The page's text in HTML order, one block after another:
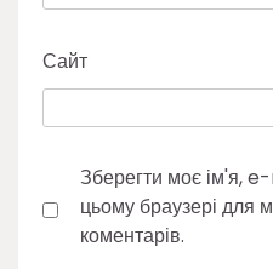
Сайт
Зберегти моє ім'я,
цьому браузері для
коментарів.